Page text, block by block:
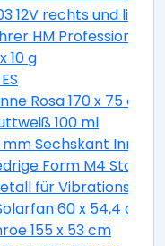
12V rechts und links
HM Professional
10 g
Rosa 170 x 75 cm,
100 ml
Sechskant Innen
Form M4 Stahl
für
60 x 54,4 cm
155 x 53 cm